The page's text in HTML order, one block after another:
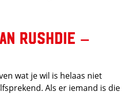
Rushdie –
wat je wil is helaas niet
Als er iemand is die